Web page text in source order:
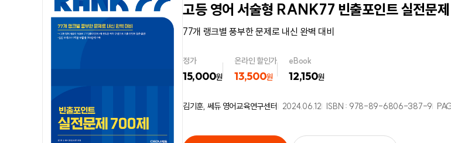
고등 영어 서술형 RANK77 빈출포인트 실전문
77개 랭크별 풍부한 문제로 내신 완벽 대비
정가
15,000원
온라인 할인가
13,500원
eBook
12,150원
김기훈, 쎄듀 영어교육연구센터 2024.06.12 ISBN : 978-89-6806-387-9